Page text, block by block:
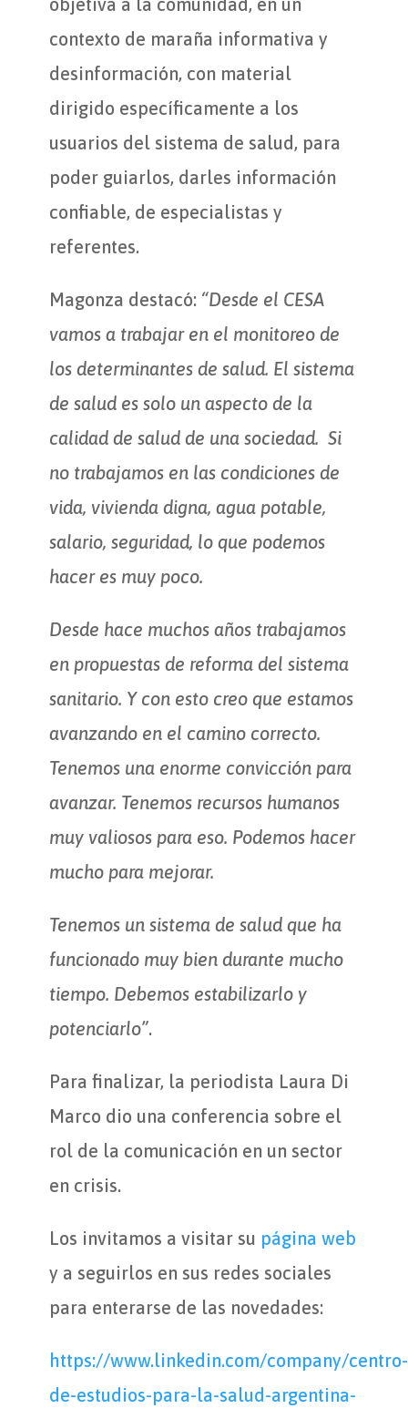
contexto de maraña informativa y
desinformación, con material
dirigido específicamente a los
usuarios del sistema de salud, para
poder guiarlos, darles información
confiable, de especialistas y
referentes.
Magonza destacó: “Desde el CESA
vamos a trabajar en el monitoreo de
los determinantes de salud. El sistema
de salud es solo un aspecto de la
calidad de salud de una sociedad. Si
no trabajamos en las condiciones de
vida, vivienda digna, agua potable,
salario, seguridad, lo que podemos
hacer es muy poco.
Desde hace muchos años trabajamos
en propuestas de reforma del sistema
sanitario. Y con esto creo que estamos
avanzando en el camino correcto.
Tenemos una enorme convicción para
avanzar. Tenemos recursos humanos
muy valiosos para eso. Podemos hacer
mucho para mejorar.
Tenemos un sistema de salud que ha
funcionado muy bien durante mucho
tiempo. Debemos estabilizarlo y
potenciarlo”.
Para finalizar, la periodista Laura Di
Marco dio una conferencia sobre el
rol de la comunicación en un sector
en crisis.
Los invitamos a visitar su página web
y a seguirlos en sus redes sociales
para enterarse de las novedades:
https://www.linkedin.com/company/centro-
de-estudios-para-la-salud-argentina-